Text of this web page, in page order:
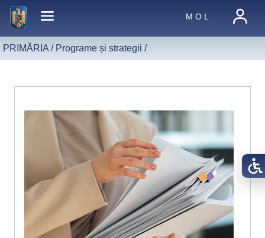
M O L
PRIMĂRIA / Programe și strategii /